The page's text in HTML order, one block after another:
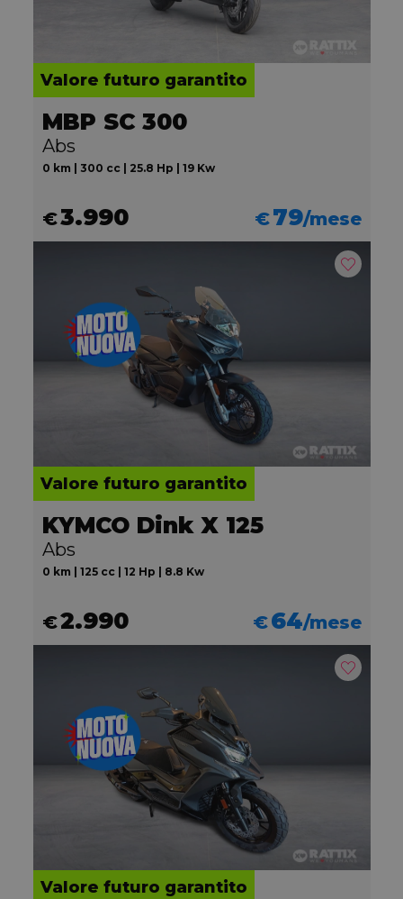
Valore futuro garantito
MBP SC 300
Abs
0 km | 300 cc | 25.8 Hp | 19 Kw
€3.990 €79/mese
Valore futuro garantito
KYMCO Dink X 125
Abs
0 km | 125 cc | 12 Hp | 8.8 Kw
€2.990 €64/mese
Valore futuro garantito